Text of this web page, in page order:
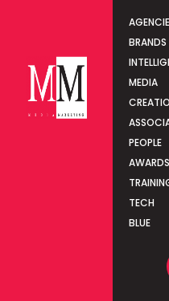
BRANDS
MEDIA
PEOPLE
AWARDS
TECH
BLUE